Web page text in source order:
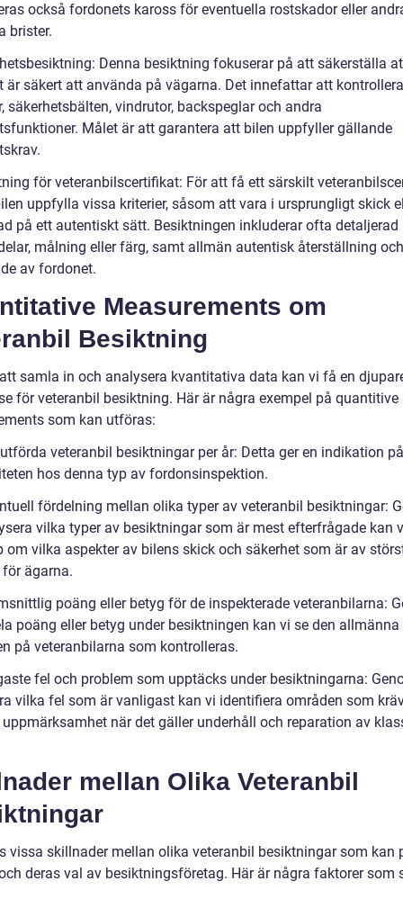
också fordonets kaross för eventuella rostskador eller
brister.
Denna besiktning fokuserar på att säkerställa
är säkert att använda på vägarna. Det innefattar att kontrollera
säkerhetsbälten, vindrutor, backspeglar och andra
Målet är att garantera att bilen uppfyller gällande
för veteranbilscertifikat: För att få ett särskilt
uppfylla vissa kriterier, såsom att vara i ursprungligt skick
på ett autentiskt sätt. Besiktningen inkluderar ofta detaljerad
målning eller färg, samt allmän autentisk återställning och
av fordonet.
Measurements om
Besiktning
samla in och analysera kvantitativa data kan vi få en
för veteranbil besiktning. Här är några exempel på quantitive
som kan utföras:
veteranbil besiktningar per år: Detta ger en indikation på
hos denna typ av fordonsinspektion.
fördelning mellan olika typer av veteranbil besiktningar:
vilka typer av besiktningar som är mest efterfrågade kan
om vilka aspekter av bilens skick och säkerhet som är av
ägarna.
poäng eller betyg för de inspekterade veteranbilarna:
poäng eller betyg under besiktningen kan vi se den allmänna
på veteranbilarna som kontrolleras.
fel och problem som upptäcks under besiktningarna:
vilka fel som är vanligast kan vi identifiera områden som
när det gäller underhåll och reparation av
mellan Olika Veteranbil
vissa skillnader mellan olika veteranbil besiktningar som kan
deras val av besiktningsföretag. Här är några faktorer som